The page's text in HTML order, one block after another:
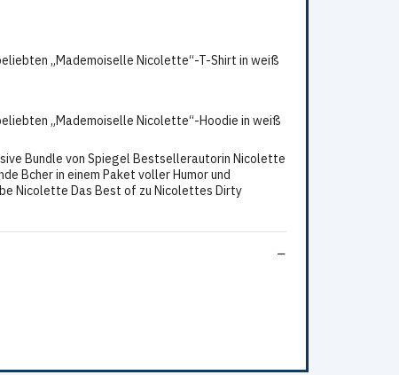
„Mademoiselle Nicolette“-T-Shirt in weiß
„Mademoiselle Nicolette“-Hoodie in weiß
Bundle von Spiegel Bestsellerautorin Nicolette
Bcher in einem Paket voller Humor und
Nicolette Das Best of zu Nicolettes Dirty